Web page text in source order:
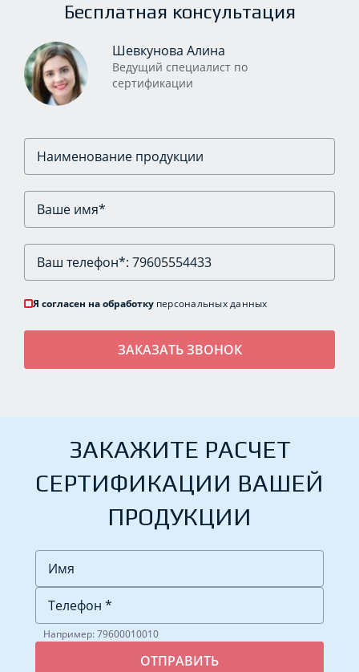
Бесплатная консультация
Шевкунова Алина
Ведущий специалист по
сертификации
Я согласен на обработку персональных данных
ЗАКАЖИТЕ РАСЧЕТ
СЕРТИФИКАЦИИ ВАШЕЙ
ПРОДУКЦИИ
Например: 79600010010